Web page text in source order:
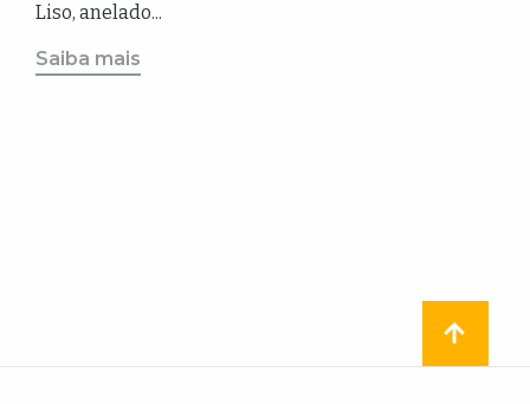
Liso, anelado...
Saiba mais